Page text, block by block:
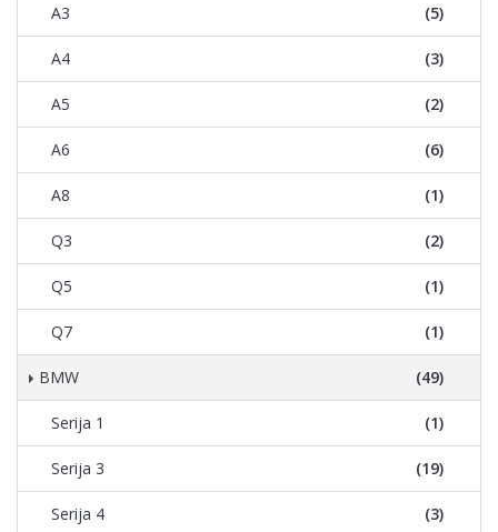
A3 (5)
A4 (3)
A5 (2)
A6 (6)
A8 (1)
Q3 (2)
Q5 (1)
Q7 (1)
BMW (49)
Serija 1 (1)
Serija 3 (19)
Serija 4 (3)